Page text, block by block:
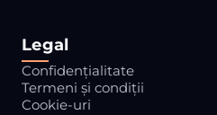
Legal
Confidențialitate
Termeni și condiții
Cookie-uri